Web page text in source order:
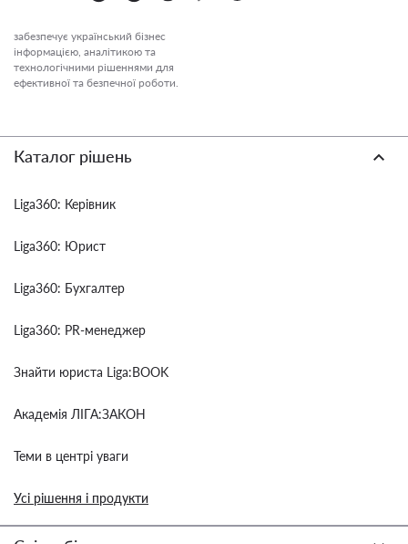
забезпечує український бізнес
інформацією, аналітикою та
технологічними рішеннями для
ефективної та безпечної роботи.
Каталог рішень
Liga360: Керівник
Liga360: Юрист
Liga360: Бухгалтер
Liga360: PR-менеджер
Знайти юриста Liga:BOOK
Академія ЛІГА:ЗАКОН
Теми в центрі уваги
Усі рішення і продукти